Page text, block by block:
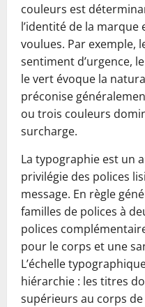
couleurs est
l’identité de la
voulues. Par exemple,
sentiment d’urgence,
le vert évoque la
préconise
ou trois couleurs
surcharge.
La typographie est un
privilégie des polices
message. En règle
familles de polices à
polices
pour le corps et une
L’échelle
hiérarchie : les titres
supérieurs au corps